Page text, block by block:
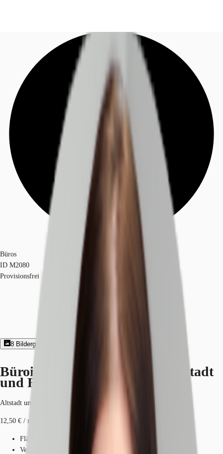
Investieren
Marktinformationen
Coworking
Ihre Ansprechpartner
Favoriten
Jetzt anrufen Kontaktieren Sie uns
Büros
ID M2080
Provisionsfrei
8 Bildergalerie
Exposé herunterladen
Büroimmobilie - Nürnberg, Altstadt
und Engere Innenstadt - M2080
Altstadt und Engere Innenstadt, 90429, Nürnberg, Bayern
12,50 € / m²
Fläche
Verfügbarkeit
Auf Anfrage